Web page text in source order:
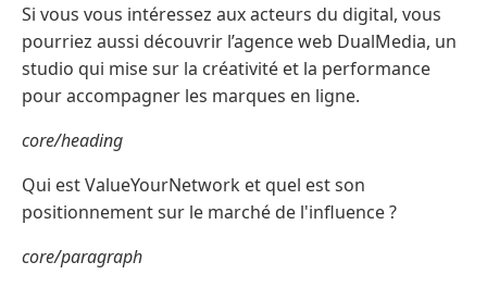
Si vous vous intéressez aux acteurs du digital, vous
pourriez aussi découvrir l’agence web DualMedia, un
studio qui mise sur la créativité et la performance
pour accompagner les marques en ligne.
core/heading
Qui est ValueYourNetwork et quel est son
positionnement sur le marché de l'influence ?
core/paragraph